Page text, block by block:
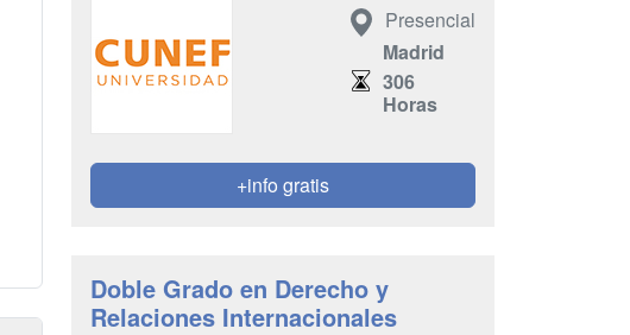
Presencial
Madrid
306
Horas
+info gratis
Doble Grado en Derecho y
Relaciones Internacionales